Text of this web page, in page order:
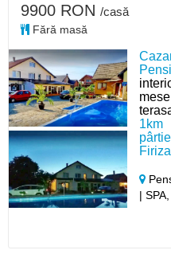
Firiza
|
9900 RON /casă
Fără masă